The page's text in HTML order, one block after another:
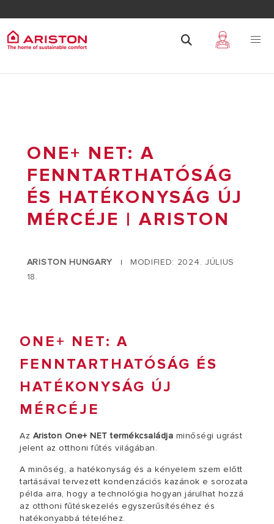
ONE+ NET: A
FENNTARTHATÓSÁG
ÉS HATÉKONYSÁG ÚJ
MÉRCÉJE | ARISTON
ARISTON HUNGARY |
MODIFIED: 2024. JÚLIUS
18.
ONE+ NET: A
FENNTARTHATÓSÁG ÉS
HATÉKONYSÁG ÚJ
MÉRCÉJE
Az Ariston One+ NET termékcsaládja minőségi ugrást
jelent az otthoni fűtés világában.
A minőség, a hatékonyság és a kényelem szem előtt
tartásával tervezett kondenzációs kazánok e sorozata
példa arra, hogy a technológia hogyan járulhat hozzá
az otthoni fűtéskezelés egyszerűsítéséhez és
hatékonyabbá tételéhez.